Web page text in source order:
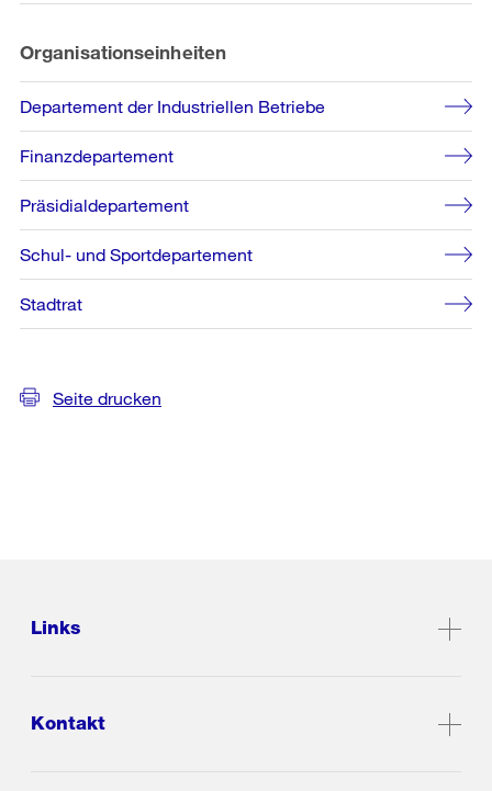
Organisationseinheiten
Departement der Industriellen Betriebe
Finanzdepartement
Präsidialdepartement
Schul- und Sportdepartement
Stadtrat
Seite drucken
Links
Kontakt